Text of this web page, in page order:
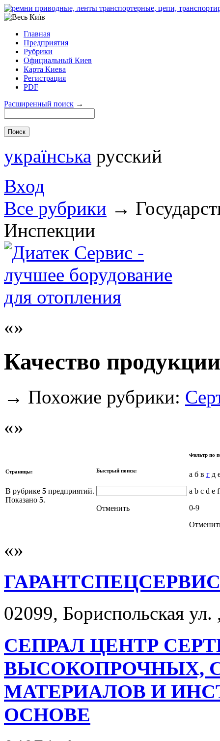
Главная
Предприятия
Рубрики
Официальный Киев
Карта Киева
Регистрация
PDF
Расширенный поиск →
українська русский
Вход
Все рубрики →
Инспекции
Качество
→ Похожие рубрики:
Страницы:
В рубрике 5 предприятий.
Показано 5.
Быстрый поиск:
Отменить
Фильтр по
а б в г д
a b c d e
0-9
02099, Бориспольская
СЕПРАЛ ЦЕНТР
ВЫСОКОПРОЧНЫХ,
МАТЕРИАЛОВ И
ОСНОВЕ